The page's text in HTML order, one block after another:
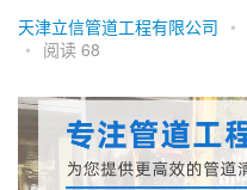
天津立信管道工程有限公司 •
• 阅读 68